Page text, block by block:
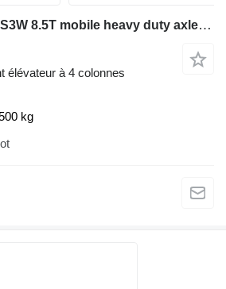
TyreON 4 pieces TAS3W 8.5T mobile heavy duty axle stands 1370-1970 mm -
élévateur à 4 colonnes
kg